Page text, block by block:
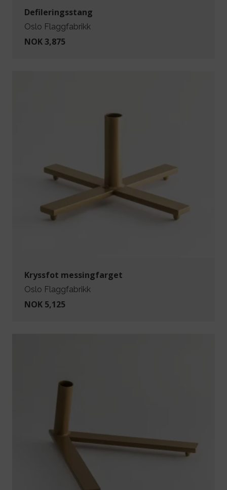
Defileringsstang
Oslo Flaggfabrikk
NOK 3,875
Kryssfot messingfarget
Oslo Flaggfabrikk
NOK 5,125